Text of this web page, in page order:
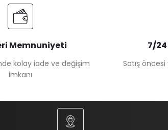
Memnuniyeti
kolay iade ve değişim
imkanı
7/
Satış